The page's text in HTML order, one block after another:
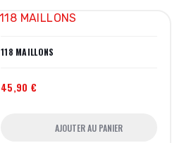
118 MAILLONS
45,90 €
AJOUTER AU PANIER